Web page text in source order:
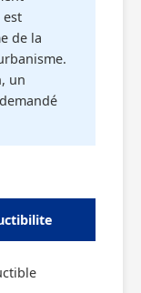
est
de la
un